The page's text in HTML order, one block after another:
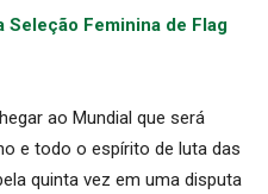
Seleção Feminina de Flag
ao Mundial que será
e todo o espírito de luta das
quinta vez em uma disputa